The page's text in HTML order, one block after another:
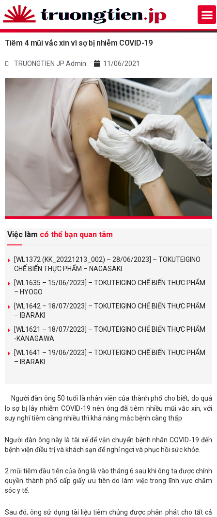
Tiêm 4 mũi vắc xin vì sợ bị nhiễm COVID-19
TRUONGTIEN JP Admin 11/06/2021
Việc làm có thể bạn quan tâm
[WL1372 (KK_20221213_002) – 28/06/2023] – TOKUTEIGINO
CHẾ BIẾN THỰC PHẨM – NAGASAKI
[WL1635 – 15/06/2023] – TOKUTEIGINO CHẾ BIẾN THỰC PHẨM
– HYOGO
[WL1642 – 18/07/2023] – TOKUTEIGINO CHẾ BIẾN THỰC PHẨM
– IBARAKI
[WL1621 – 18/07/2023] – TOKUTEIGINO CHẾ BIẾN THỰC PHẨM
-KANAGAWA
[WL1641 – 19/06/2023] – TOKUTEIGINO CHẾ BIẾN THỰC PHẨM
– IBARAKI
Người đàn ông 50 tuổi là nhân viên của thành phố cho biết, do quá
lo sợ bị lây nhiễm COVID-19 nên ông đã tiêm nhiều mũi vắc xin, với
suy nghĩ tiêm càng nhiều thì khả năng mắc bệnh càng thấp
Người đàn ông này là tài xế để vận chuyển bệnh nhân COVID-19 đến
bệnh viện điều trị và khách sạn để nghỉ ngơi và phục hồi sức khỏe.
2 mũi tiêm đầu tiên của ông là vào tháng 6 sau khi ông ta được chính
quyền thành phố cấp giấy ưu tiên do làm việc trong lĩnh vực chăm
sóc y tế.
Sau đó, ông sử dụng tài liệu tiêm chủng được phân phát cho tất cả